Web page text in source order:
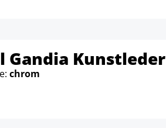
Gandia Kunstleder
chrom